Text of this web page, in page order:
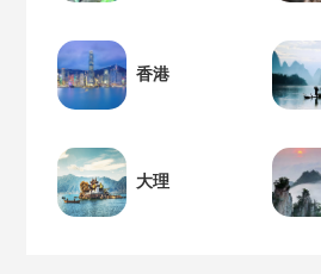
香港
大理